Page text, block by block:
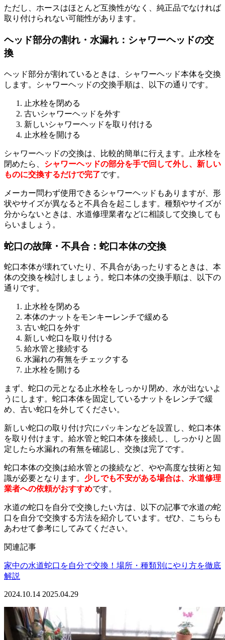
ただし、ホースはほとんど互換性がなく、純正品でなければ
取り付けられない可能性があります。
ヘッド部分の割れ・水漏れ：シャワーヘッドの交
換
ヘッド部分が割れているときは、シャワーヘッド本体を交換
します。シャワーヘッドの交換手順は、以下の通りです。
止水栓を閉める
古いシャワーヘッドを外す
新しいシャワーヘッドを取り付ける
止水栓を開ける
シャワーヘッドの交換は、比較的簡単に行えます。止水栓を
閉めたら、 シャワーヘッドの部分を手で回して外し、新しい
ものに交換するだけで完了です。
メーカー問わず使用できるシャワーヘッドもありますが、形
状やサイズが異なると不具合を起こします。種類やサイズが
分からないときは、水道修理業者などに相談して交換しても
らいましょう。
蛇口の故障・不具合：蛇口本体の交換
蛇口本体が壊れていたり、不具合があったりするときは、本
体の交換を検討しましょう。蛇口本体の交換手順は、以下の
通りです。
止水栓を閉める
本体のナットをモンキーレンチで緩める
古い蛇口を外す
新しい蛇口を取り付ける
給水管と接続する
水漏れの有無をチェックする
止水栓を開ける
まず、蛇口の元となる止水栓をしっかり閉め、水が出ないよ
うにします。蛇口本体を固定しているナットをレンチで緩
め、古い蛇口を外してください。
新しい蛇口の取り付け穴にパッキンなどを設置し、蛇口本体
を取り付けます。給水管と蛇口本体を接続し、しっかりと固
定したら水漏れの有無を確認し、交換は完了です。
蛇口本体の交換は給水管との接続など、やや高度な技術と知
識が必要となります。 少しでも不安がある場合は、水道修理
業者への依頼がおすすめです。
水道の蛇口を自分で交換したい方は、以下の記事で水道の蛇
口を自分で交換する方法を紹介しています。ぜひ、こちらも
あわせて参考にしてみてください。
関連記事
家中の水道蛇口を自分で交換！場所・種類別にやり方を徹底
解説
2024.10.14 2025.04.29